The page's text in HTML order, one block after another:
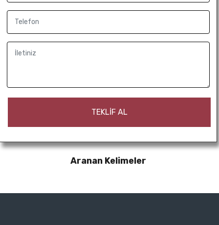
Aranan Kelimeler